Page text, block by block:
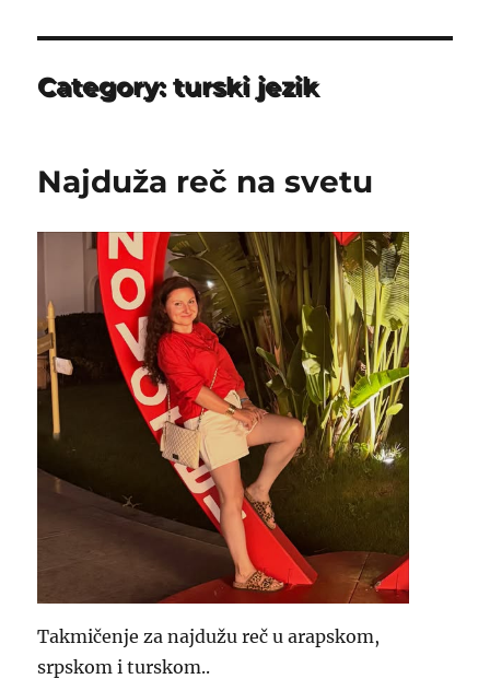
Category:turski jezik
Najduža reč na svetu
Takmičenje za najdužu reč u arapskom,
srpskom i turskom..